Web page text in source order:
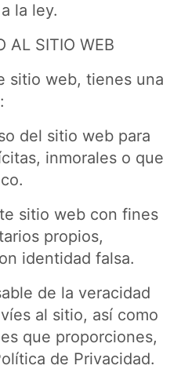
la ley.
AL SITIO WEB
sitio web, tienes una
del sitio web para
inmorales o que
sitio web con fines
propios,
identidad falsa.
de la veracidad
al sitio, así como
que proporciones,
de Privacidad.